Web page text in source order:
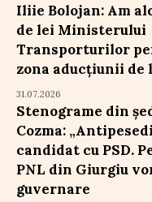
Iliie Bolojan: Am
de lei Ministerului
Transporturilor
zona aducțiunii de
31.07.2026
Stenograme din
Cozma:
candidat cu PSD.
PNL din Giurgiu
guvernare